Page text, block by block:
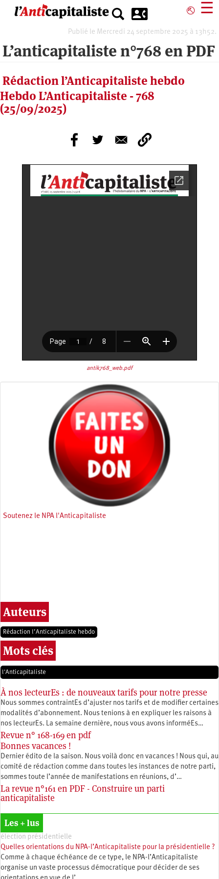
⎋ ☰
Publié le Mercredi 24 septembre 2025 à 13h52.
L’anticapitaliste n°768 en PDF
Rédaction l’Anticapitaliste hebdo
Hebdo L’Anticapitaliste - 768
(25/09/2025)
antik768_web.pdf
Soutenez le NPA l'Anticapitaliste
Auteurs
Rédaction l’Anticapitaliste hebdo
Mots clés
l'Anticapitaliste
À nos lecteurEs : de nouveaux tarifs pour notre presse
Nous sommes contraintEs d’ajuster nos tarifs et de modifier certaines
modalités d’abonnement. Nous tenions à en expliquer les raisons à
nos lecteurEs. La semaine dernière, nous vous avons informéEs…
Revue n° 168-169 en pdf
Bonnes vacances !
Dernier édito de la saison. Nous voilà donc en vacances ! Nous qui, au
comité de rédaction comme dans toutes les instances de notre parti,
sommes toute l’année de manifestations en réunions, d’…
La revue n°161 en PDF - Construire un parti
anticapitaliste
Les + lus
élection présidentielle
Quelles orientations du NPA-l’Anticapitaliste pour la présidentielle ?
Comme à chaque échéance de ce type, le NPA-l’Anticapitaliste
organise un vaste processus démocratique pour décider de ses